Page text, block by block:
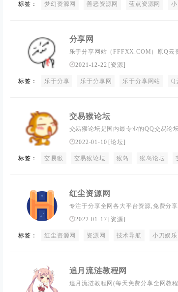
标签： 梦幻资源网 善恶资源网 蓝点资源网
分享网
乐于分享网站（FFFXX.COM）原Q云
网站推荐、活动线报、网站源码等免费
2021-12-22 [资源]
标签： 乐于分享 乐于分享网 乐于分享网站 Q
交易猴论坛
交易猴论坛是国内最专业的QQ交易论
业务,电脑软件,CF交流,聊天交友的综合
2022-01-10 [论坛]
标签： 交易猴 交易猴论坛 猴岛 猴岛论坛
红尘资源网
专注于分享全网各大平台资源,免费分
术导航等资源,强大的免费资源分享网站!
2022-01-17 [资源]
标签： 红尘资源网 资源网 技术导航 小刀娱乐
追月流涟教程网
追月流涟教程网(每天免费分享全网教